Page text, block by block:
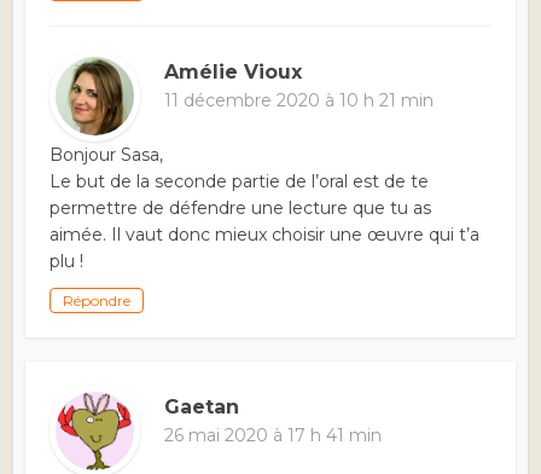
Amélie Vioux
11 décembre 2020 à 10 h 21 min
Bonjour Sasa,
Le but de la seconde partie de l’oral est de te
permettre de défendre une lecture que tu as
aimée. Il vaut donc mieux choisir une œuvre qui t’a
plu !
Répondre
Gaetan
26 mai 2020 à 17 h 41 min